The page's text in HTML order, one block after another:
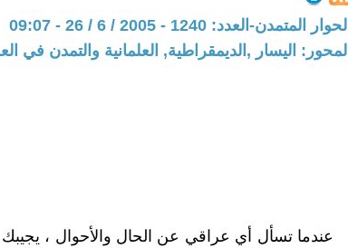
الحوار المتمدن-العدد: 1240 - 2005 / 6 / 26 - 09:07
المحور: اليسار ,الديمقراطية, العلمانية والتمدن في
عندما تسأل أي عراقي عن الحال والأحوال ، يجيبك